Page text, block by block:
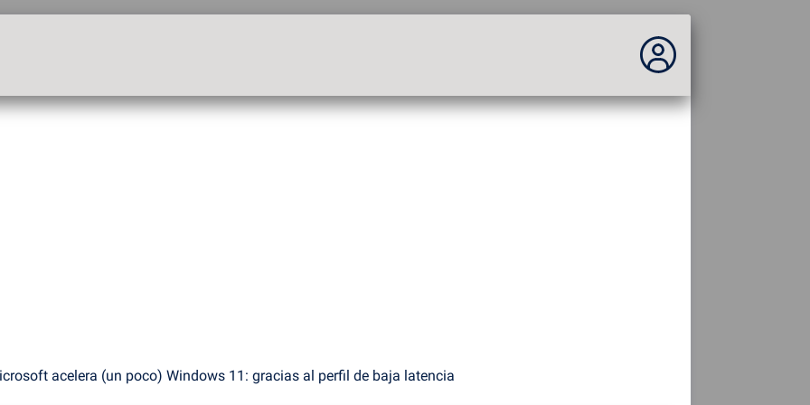
No estás conectado...
acelera (un poco) Windows 11: gracias al perfil de baja latencia